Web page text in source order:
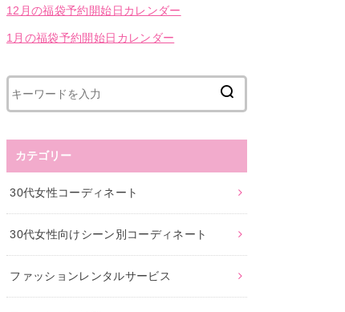
12月の福袋予約開始日カレンダー
1月の福袋予約開始日カレンダー
カテゴリー
30代女性コーディネート
30代女性向けシーン別コーディネート
ファッションレンタルサービス